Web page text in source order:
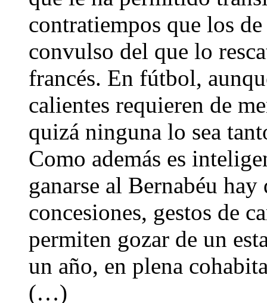
contratiempos que los
convulso del que lo
francés. En fútbol,
calientes requieren de
quizá ninguna lo sea
Como además es
ganarse al Bernabéu
concesiones, gestos de
permiten gozar de un
un año, en plena
(…)